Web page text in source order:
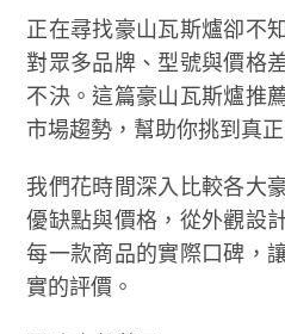
正在尋找豪山瓦斯爐卻不
對眾多品牌、型號與價格
不決。這篇豪山瓦斯爐推
市場趨勢，幫助你挑到真
我們花時間深入比較各大
優缺點與價格，從外觀設
每一款商品的實際口碑，
實的評價。